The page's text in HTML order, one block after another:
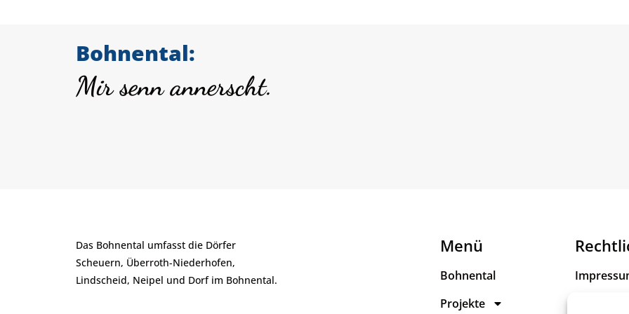
Bohnental:
Mir senn annerscht.
Das Bohnental umfasst die Dörfer
Scheuern, Überroth-Niederhofen,
Lindscheid, Neipel und Dorf im Bohnental.
Menü
Bohnental
Projekte